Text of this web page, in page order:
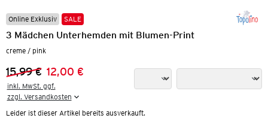
Online Exklusiv SALE
3 Mädchen Unterhemden mit Blumen-Print
creme / pink
Vorheriger Preis:
15,99 €
Neuer Preis:
12,00 €
inkl. MwSt. ggf.
zzgl. Versandkosten
Leider ist dieser Artikel bereits ausverkauft.